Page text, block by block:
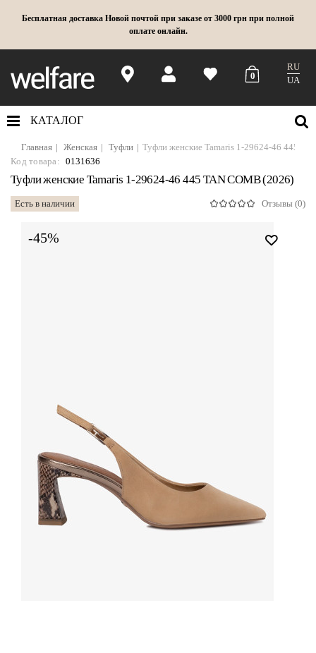
Бесплатная доставка Новой почтой при заказе от 3000 грн при полной
оплате онлайн.
0
RU
UA
КАТАЛОГ
Главная Женская Туфли
Туфли женские Tamaris 1-29624-46 445
Код товара: 0131636
Туфли женские Tamaris 1-29624-46 445 TAN COMB (2026)
Есть в наличии Отзывы (0)
-45%